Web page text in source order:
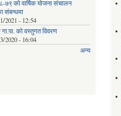
को वार्षिक योजना संचालन
संबन्धमा
2021 - 12:54
गा.पा. को वस्तुगत विवरण
2020 - 16:04
अन्य